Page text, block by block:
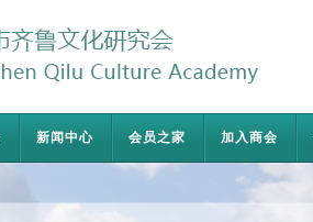
新闻中心 会员之家 加入商会